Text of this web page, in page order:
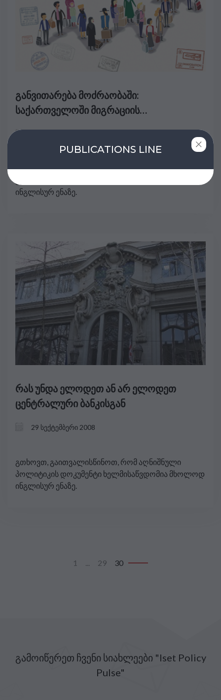
PUBLICATIONS LINE
განვითარება მოძრაობაში:
საქართველოში მიგრაციის
ოპტიმიზაცია
გთხოვთ, გაითვალისწინოთ, რომ აღნიშნული
ინგლისურ ენაზე.
რას უნდა ელოდეთ ან არ ელოდეთ
ცენტრალური ბანკისგან
29 სექტემბერი 2008
გთხოვთ, გაითვალისწინოთ, რომ აღნიშნული
პოლიტიკის დოკუმენტი ხელმისაწვდომია მხოლოდ
ინგლისურ ენაზე.
1 ... 29 30
გამოიწერეთ ჩვენი სიახლეები "Iset Policy
Pulse"